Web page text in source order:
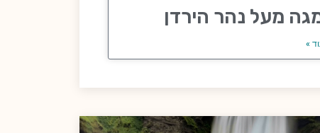
מעל נהר הירדן
»